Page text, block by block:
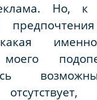
Но, к
моего